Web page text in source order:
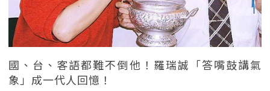
國、台、客語都難不倒他！羅瑞誠「答嘴鼓講氣
象」成一代人回憶！